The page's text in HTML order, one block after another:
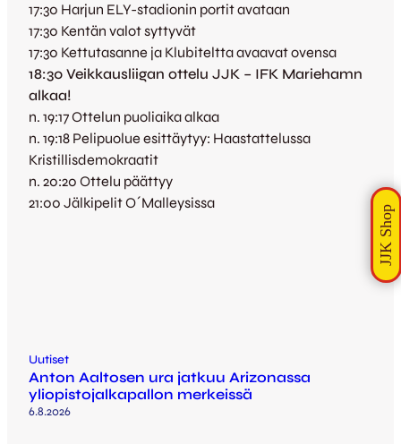
17:30 Harjun ELY-stadionin portit avataan
17:30 Kentän valot syttyvät
17:30 Kettutasanne ja Klubiteltta avaavat ovensa
18:30 Veikkausliigan ottelu JJK – IFK Mariehamn
alkaa!
n. 19:17 Ottelun puoliaika alkaa
n. 19:18 Pelipuolue esittäytyy: Haastattelussa
Kristillisdemokraatit
n. 20:20 Ottelu päättyy
21:00 Jälkipelit O´Malleysissa
Uutiset
Anton Aaltosen ura jatkuu Arizonassa
yliopistojalkapallon merkeissä
6.8.2026